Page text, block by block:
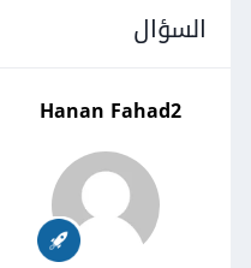
السؤال
Hanan Fahad2